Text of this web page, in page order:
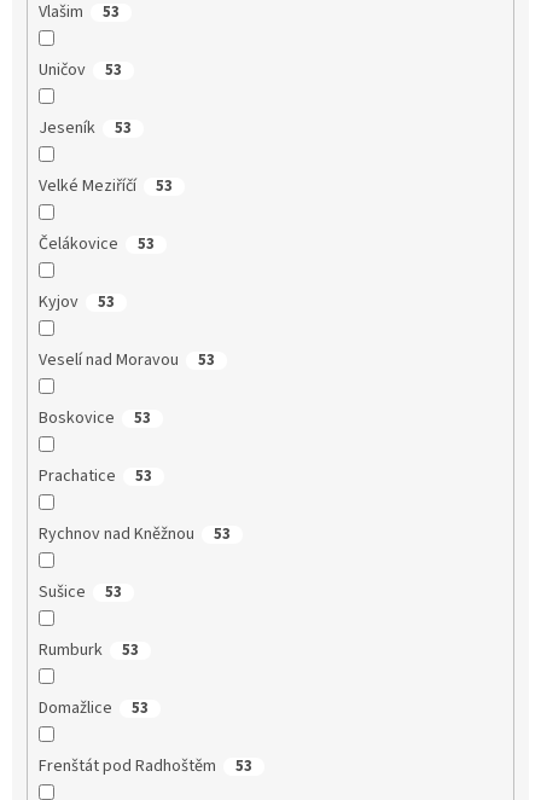
Vlašim 53
Uničov 53
Jeseník 53
Velké Meziříčí 53
Čelákovice 53
Kyjov 53
Veselí nad Moravou 53
Boskovice 53
Prachatice 53
Rychnov nad Kněžnou 53
Sušice 53
Rumburk 53
Domažlice 53
Frenštát pod Radhoštěm 53